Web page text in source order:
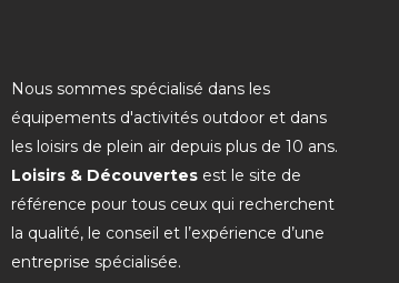
Nous sommes spécialisé dans les
équipements d'activités outdoor et dans
les loisirs de plein air depuis plus de 10 ans.
Loisirs & Découvertes est le site de
référence pour tous ceux qui recherchent
la qualité, le conseil et l’expérience d’une
entreprise spécialisée.